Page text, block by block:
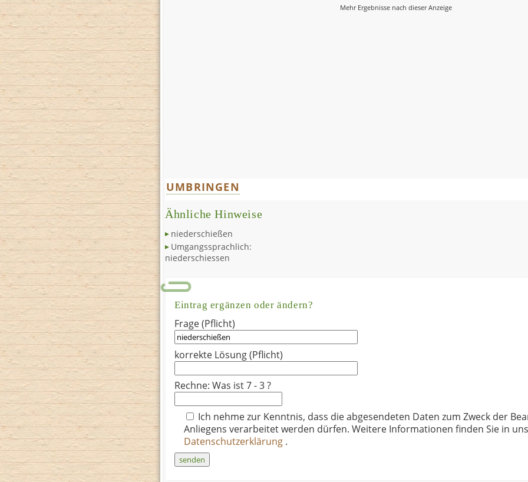
UMBRINGEN
Ähnliche Hinweise
niederschießen
Umgangssprachlich:
niederschiessen
Eintrag ergänzen oder ändern?
Frage (Pflicht)
korrekte Lösung (Pflicht)
Rechne: Was ist 7 - 3 ?
Ich nehme zur Kenntnis, dass die abgesendeten Daten zum Zweck der
Anliegens verarbeitet werden dürfen. Weitere Informationen finden Sie in
Datenschutzerklärung .